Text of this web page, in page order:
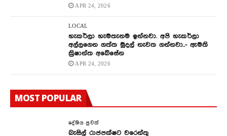
APR 24, 2026
LOCAL
හැකර්ලා හැමතැනම ඉන්නවා. අපි හැකර්ලා
අල්ලගෙන ගත්ත මුදල් නැවත ගන්නවා..- ඇමති
ක්‍රිෂාන්ත අබේසේන
APR 24, 2026
MOST POPULAR
දේශිය පුවත්
බැසිල් රාජපක්ෂට වරෙන්තු